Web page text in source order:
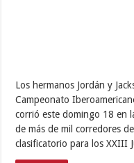
Los hermanos Jordán y
Campeonato
corrió este domingo 18 en
de más de mil corredores
clasificatorio para los XXIII